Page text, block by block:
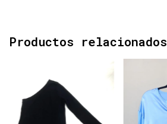
Productos relacionados